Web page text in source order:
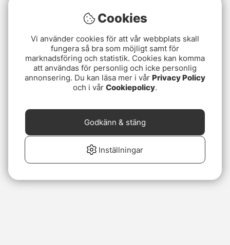
Cookies
Vi använder cookies för att vår webbplats skall
fungera så bra som möjligt samt för
marknadsföring och statistik. Cookies kan komma
att användas för personlig och icke personlig
annonsering. Du kan läsa mer i vår Privacy Policy
och i vår Cookiepolicy.
Inställningar
Godkänn & stäng